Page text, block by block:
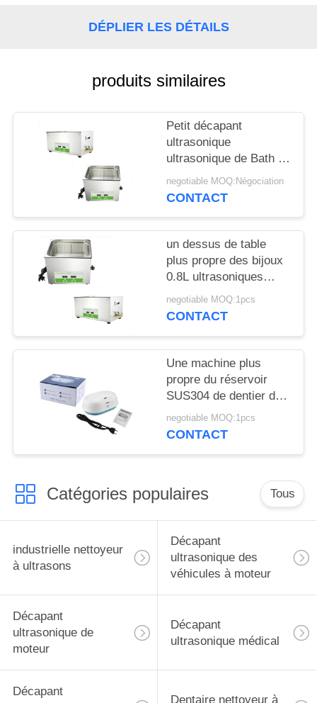
PLAN
PRIVACY
POLICY
DÉPLIER LES DÉTAILS
produits similaires
Petit décapant
ultrasonique
ultrasonique de Bath du
décapant 0.8L de
Benchtop pour
negotiable MOQ:Négociation
CONTACT
un dessus de table
plus propre des bijoux
0.8L ultrasoniques
avec la minuterie
réglable
negotiable MOQ:1pcs
CONTACT
Une machine plus
propre du réservoir
SUS304 de dentier de
bijoux ultrasoniques
intérieurs de Bath
negotiable MOQ:1pcs
CONTACT
Catégories populaires Tous
industrielle nettoyeur
à ultrasons
Décapant
ultrasonique des
véhicules à moteur
Décapant
ultrasonique de
moteur
Décapant
ultrasonique médical
Décapant
Dentaire nettoyeur à